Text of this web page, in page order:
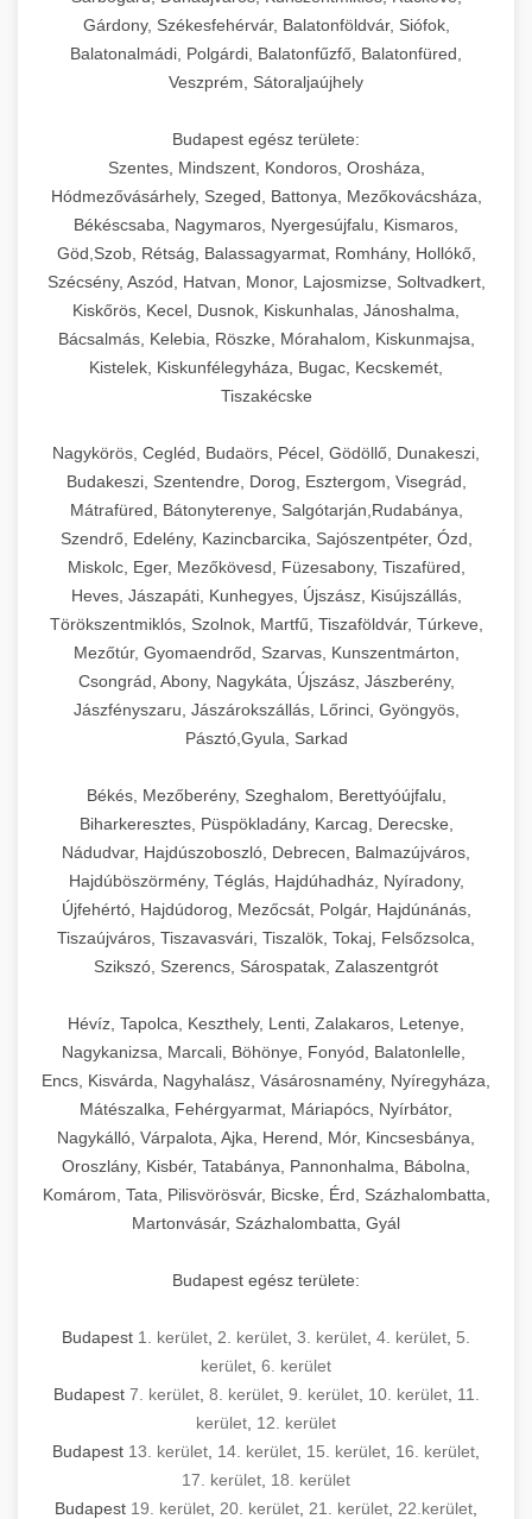
Gárdony, Székesfehérvár, Balatonföldvár, Siófok,
Balatonalmádi, Polgárdi, Balatonfűzfő, Balatonfüred,
Veszprém, Sátoraljaújhely
Budapest egész területe:
Szentes, Mindszent, Kondoros, Orosháza,
Hódmezővásárhely, Szeged, Battonya, Mezőkovácsháza,
Békéscsaba, Nagymaros, Nyergesújfalu, Kismaros,
Göd,Szob, Rétság, Balassagyarmat, Romhány, Hollókő,
Szécsény, Aszód, Hatvan, Monor, Lajosmizse, Soltvadkert,
Kiskőrös, Kecel, Dusnok, Kiskunhalas, Jánoshalma,
Bácsalmás, Kelebia, Röszke, Mórahalom, Kiskunmajsa,
Kistelek, Kiskunfélegyháza, Bugac, Kecskemét,
Tiszakécske
Nagykörös, Cegléd, Budaörs, Pécel, Gödöllő, Dunakeszi,
Budakeszi, Szentendre, Dorog, Esztergom, Visegrád,
Mátrafüred, Bátonyterenye, Salgótarján,Rudabánya,
Szendrő, Edelény, Kazincbarcika, Sajószentpéter, Ózd,
Miskolc, Eger, Mezőkövesd, Füzesabony, Tiszafüred,
Heves, Jászapáti, Kunhegyes, Újszász, Kisújszállás,
Törökszentmiklós, Szolnok, Martfű, Tiszaföldvár, Túrkeve,
Mezőtúr, Gyomaendrőd, Szarvas, Kunszentmárton,
Csongrád, Abony, Nagykáta, Újszász, Jászberény,
Jászfényszaru, Jászárokszállás, Lőrinci, Gyöngyös,
Pásztó,Gyula, Sarkad
Békés, Mezőberény, Szeghalom, Berettyóújfalu,
Biharkeresztes, Püspökladány, Karcag, Derecske,
Nádudvar, Hajdúszoboszló, Debrecen, Balmazújváros,
Hajdúböszörmény, Téglás, Hajdúhadház, Nyíradony,
Újfehértó, Hajdúdorog, Mezőcsát, Polgár, Hajdúnánás,
Tiszaújváros, Tiszavasvári, Tiszalök, Tokaj, Felsőzsolca,
Szikszó, Szerencs, Sárospatak, Zalaszentgrót
Hévíz, Tapolca, Keszthely, Lenti, Zalakaros, Letenye,
Nagykanizsa, Marcali, Böhönye, Fonyód, Balatonlelle,
Encs, Kisvárda, Nagyhalász, Vásárosnamény, Nyíregyháza,
Mátészalka, Fehérgyarmat, Máriapócs, Nyírbátor,
Nagykálló, Várpalota, Ajka, Herend, Mór, Kincsesbánya,
Oroszlány, Kisbér, Tatabánya, Pannonhalma, Bábolna,
Komárom, Tata, Pilisvörösvár, Bicske, Érd, Százhalombatta,
Martonvásár, Százhalombatta, Gyál
Budapest egész területe:
Budapest 1. kerület 2. kerület 3. kerület 4. kerület 5.
kerület 6. kerület
Budapest 7. kerület, 8. kerület, 9. kerület, 10. kerület, 11.
kerület 12. kerület
Budapest 13. kerület 14. kerület 15. kerület 16. kerület
17. kerület 18. kerület
Budapest 19. kerület 20. kerület 21. kerület 22.kerület